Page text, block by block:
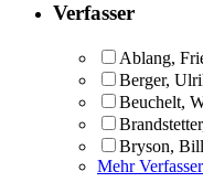
Verfasser
Ablang,
Berger,
Beuchelt,
Bryson, Bill
Mehr